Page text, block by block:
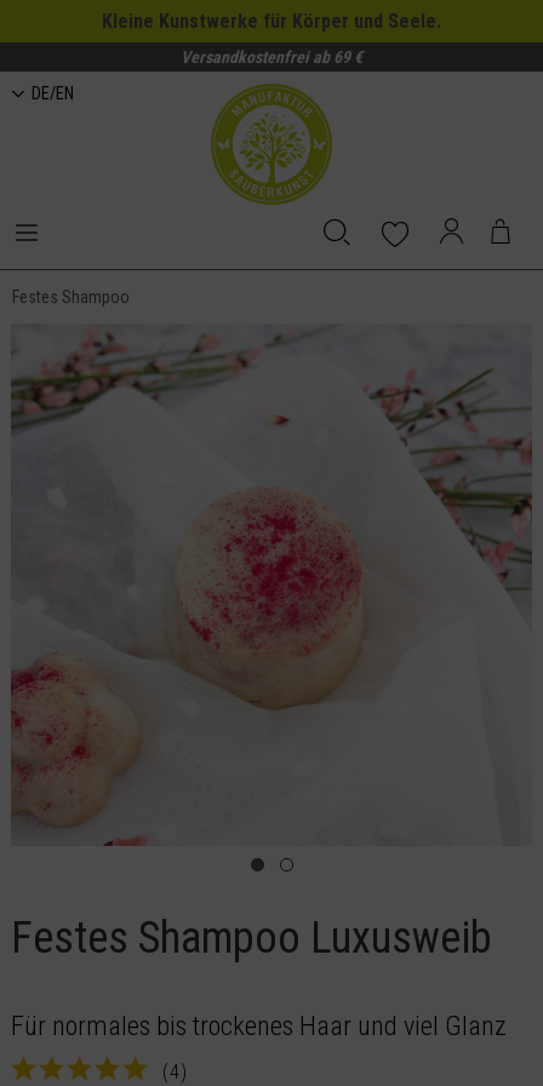
Kleine Kunstwerke für Körper und Seele.
Versandkostenfrei ab 69 €
DE/EN
Festes Shampoo
Festes Shampoo Luxusweib
Für normales bis trockenes Haar und viel Glanz
(4)